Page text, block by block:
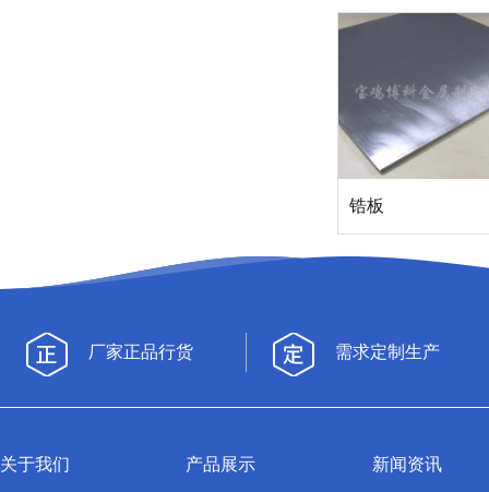
锆板
厂家正品行货 需求定制生产
关于我们 产品展示 新闻资讯